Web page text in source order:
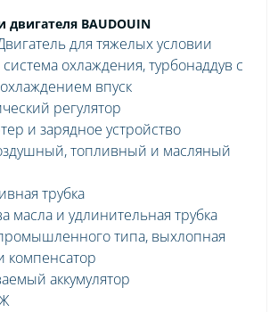
BAUDOUIN
для тяжелых условии
охлаждения, турбонаддув с
впуск
регулятор
и зарядное устройство
топливный и масляный
трубка
масла и удлинительная трубка
типа, выхлопная
компенсатор
аккумулятор